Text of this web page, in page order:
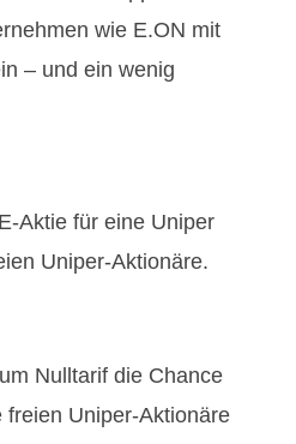
wie E.ON mit
– und ein wenig
Aktie für eine Uniper
Uniper-Aktionäre.
Nulltarif die Chance
Uniper-Aktionäre